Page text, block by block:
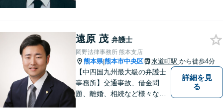
の方の契約関係トラブルまで
幅広くご相談いただいており
ます。お気軽にご相談くださ
い。
遠原 茂 弁護士
岡野法律事務所 熊本支店
熊本県|熊本市中央区 水道町駅 から徒歩4分
【中四国九州最大級の弁護士
事務所】交通事故、借金問
題、離婚、相続など様々な問
詳細を見
る